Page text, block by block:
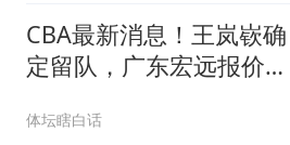
CBA最新消息！王岚嵚确
定留队，广东宏远报价
体坛瞎白话